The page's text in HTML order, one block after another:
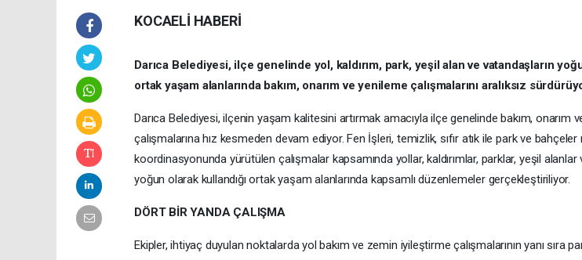
KOCAELİ HABERİ
Darıca Belediyesi, ilçe genelinde yol, kaldırım, park, yeşil alan ve vatandaşların
ortak yaşam alanlarında bakım, onarım ve yenileme çalışmalarını aralıksız
Darıca Belediyesi, ilçenin yaşam kalitesini artırmak amacıyla ilçe genelinde bakım, onarım
çalışmalarına hız kesmeden devam ediyor. Fen İşleri, temizlik, sıfır atık ile park ve
koordinasyonunda yürütülen çalışmalar kapsamında yollar, kaldırımlar, parklar, yeşil alanlar
yoğun olarak kullandığı ortak yaşam alanlarında kapsamlı düzenlemeler gerçekleştiriliyor.
DÖRT BİR YANDA ÇALIŞMA
Ekipler, ihtiyaç duyulan noktalarda yol bakım ve zemin iyileştirme çalışmalarının yanı sıra